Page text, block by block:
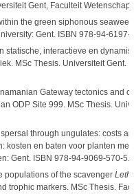
Gent, Faculteit
the green siphonous
Gent. ISBN 978-94-
statische, interactieve en
MSc Thesis. Universiteit Gent.
Gateway tectonics and
ODP Site 999. MSc Thesis.
through ungulates: costs
kosten en baten voor planten met
Gent. ISBN 978-94-9069-570-5.
populations of the scavenger
trophic markers. MSc Thesis.